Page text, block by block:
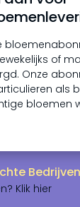
of
Onze
als
bloemen
Bedrijven
Klik hier